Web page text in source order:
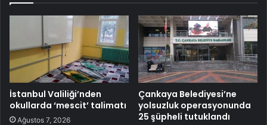
İstanbul Valiliği’nden
okullarda ‘mescit’ talimatı
Ağustos 7, 2026
Çankaya Belediyesi’ne
yolsuzluk operasyonunda
25 şüpheli tutuklandı